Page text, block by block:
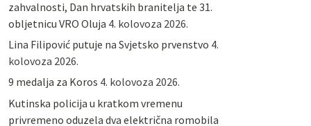
zahvalnosti, Dan hrvatskih branitelja te 31.
obljetnicu VRO Oluja 4. kolovoza 2026.
Lina Filipović putuje na Svjetsko prvenstvo 4.
kolovoza 2026.
9 medalja za Koros 4. kolovoza 2026.
Kutinska policija u kratkom vremenu
privremeno oduzela dva električna romobila